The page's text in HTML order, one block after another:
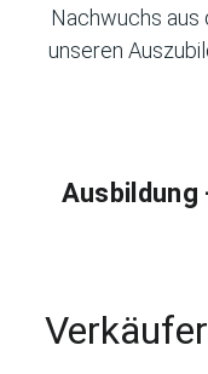
Nachwuchs aus
unseren